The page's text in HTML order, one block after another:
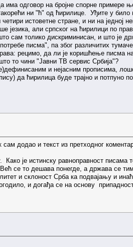
има одговор на бројне спорне
ни "ћ" од ћирилице. Уђите у било
истоветне стране, и ни на једној
језика, али српског на ћирилици по
сам толико дискриминисан, и што је
писма", па због различитих
рецимо, да ли је коришћење
то чини "Јавни ТВ сервис Србија"?
и нејасним прописима,
да ћирилица буде трајно и потпуно
додао и текст из претходног
је истинску равноправност
се то дешава понегде, а држава се
и склоност Срба ка подвајању и
и догађа се на основу